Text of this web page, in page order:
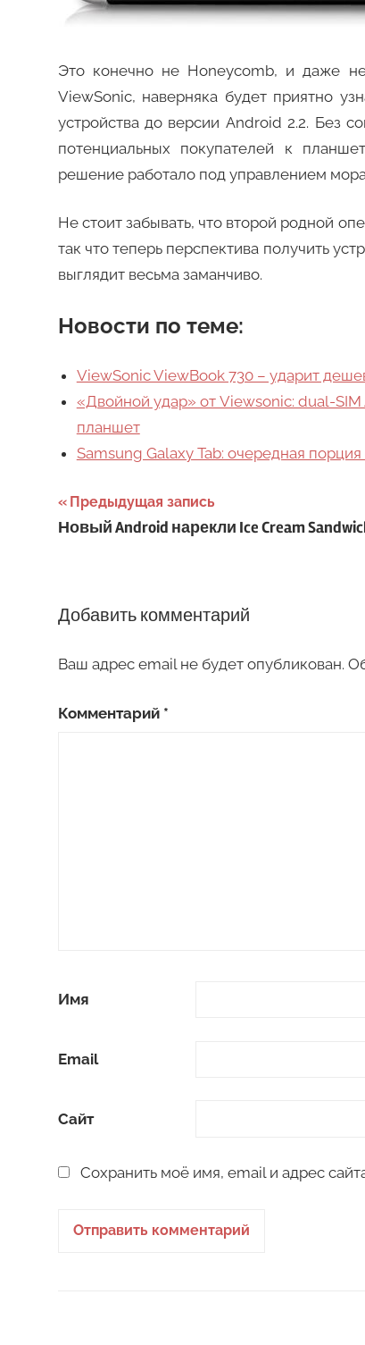
Это конечно не Honeycomb, и даже
ViewSonic, наверняка будет приятно
устройства до версии Android 2.2. Без
потенциальных покупателей к
решение работало под управлением
Не стоит забывать, что второй родной
так что теперь перспектива получить
выглядит весьма заманчиво.
Новости по теме:
ViewSonic ViewBook 730 – ударит
«Двойной удар» от Viewsonic: dual-
планшет
Samsung Galaxy Tab: очередная
Навигация
по
Предыдущая запись
Новый Android нарекли Ice Cream
Добавить комментарий
Ваш адрес email не будет опубликован.
Комментарий *
Имя
Email
Сайт
Сохранить моё имя, email и адрес